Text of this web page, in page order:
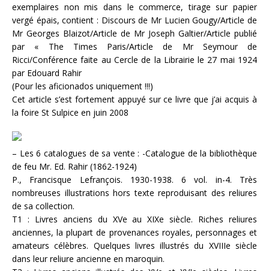
exemplaires non mis dans le commerce, tirage sur papier
vergé épais, contient : Discours de Mr Lucien Gougy/Article de
Mr Georges Blaizot/Article de Mr Joseph Galtier/Article publié
par « The Times Paris/Article de Mr Seymour de
Ricci/Conférence faite au Cercle de la Librairie le 27 mai 1924
par Edouard Rahir
(Pour les aficionados uniquement !!!)
Cet article s’est fortement appuyé sur ce livre que j’ai acquis à
la foire St Sulpice en juin 2008
– Les 6 catalogues de sa vente : -Catalogue de la bibliothèque
de feu Mr. Ed. Rahir (1862-1924)
P., Francisque Lefrançois. 1930-1938. 6 vol. in-4. Très
nombreuses illustrations hors texte reproduisant des reliures
de sa collection.
T1 : Livres anciens du XVe au XIXe siècle. Riches reliures
anciennes, la plupart de provenances royales, personnages et
amateurs célèbres. Quelques livres illustrés du XVIIIe siècle
dans leur reliure ancienne en maroquin.